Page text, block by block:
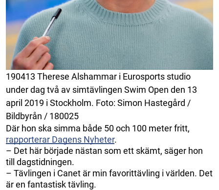
190413 Therese Alshammar i Eurosports studio
under dag två av simtävlingen Swim Open den 13
april 2019 i Stockholm. Foto: Simon Hastegård /
Bildbyrån / 180025
Där hon ska simma både 50 och 100 meter fritt,
rapporterar Dagens Nyheter.
– Det här började nästan som ett skämt, säger hon
till dagstidningen.
– Tävlingen i Canet är min favorittävling i världen. Det
är en fantastisk tävling.